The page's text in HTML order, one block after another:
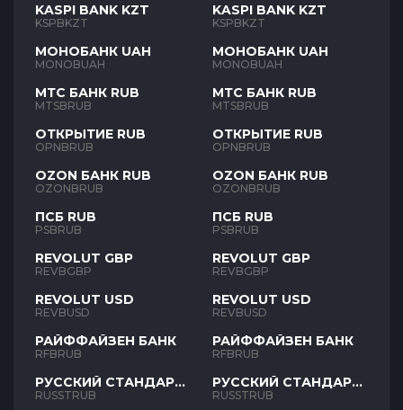
KASPI BANK KZT
KSPBKZT
МОНОБАНК UAH
MONOBUAH
МТС БАНК RUB
MTSBRUB
ОТКРЫТИЕ RUB
OPNBRUB
OZON БАНК RUB
OZONBRUB
ПСБ RUB
PSBRUB
REVOLUT GBP
REVBGBP
REVOLUT USD
REVBUSD
РАЙФФАЙЗЕН БАНК
RFBRUB
РУССКИЙ СТАНДАРТ
RUB
RUSSTRUB
KASPI BANK KZT
KSPBKZT
МОНОБАНК UAH
MONOBUAH
МТС БАНК RUB
MTSBRUB
ОТКРЫТИЕ RUB
OPNBRUB
OZON БАНК RUB
OZONBRUB
ПСБ RUB
PSBRUB
REVOLUT GBP
REVBGBP
REVOLUT USD
REVBUSD
РАЙФФАЙЗЕН БАНК
RFBRUB
РУССКИЙ СТАНДАРТ
RUB
RUSSTRUB